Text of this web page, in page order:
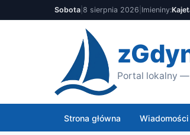
Sobota 8 sierpnia 2026 Imieniny:
Portal lokalny —
Strona główna Wiadomości